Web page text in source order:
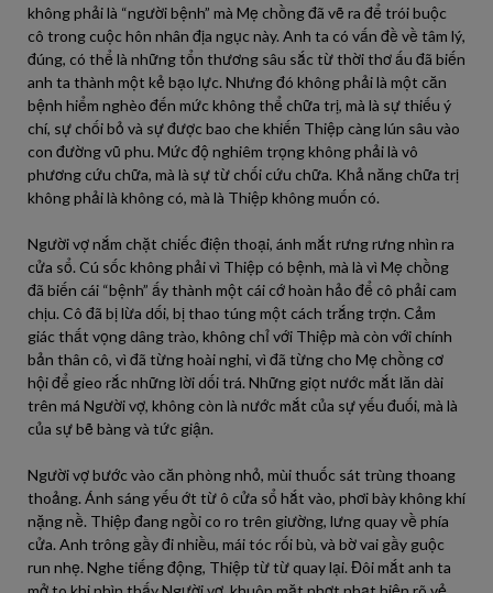
không phải là “người bệnh” mà Mẹ chồng đã vẽ ra để trói buộc
cô trong cuộc hôn nhân địa ngục này. Anh ta có vấn đề về tâm lý,
đúng, có thể là những tổn thương sâu sắc từ thời thơ ấu đã biến
anh ta thành một kẻ bạo lực. Nhưng đó không phải là một căn
bệnh hiểm nghèo đến mức không thể chữa trị, mà là sự thiếu ý
chí, sự chối bỏ và sự được bao che khiến Thiệp càng lún sâu vào
con đường vũ phu. Mức độ nghiêm trọng không phải là vô
phương cứu chữa, mà là sự từ chối cứu chữa. Khả năng chữa trị
không phải là không có, mà là Thiệp không muốn có.
Người vợ nắm chặt chiếc điện thoại, ánh mắt rưng rưng nhìn ra
cửa sổ. Cú sốc không phải vì Thiệp có bệnh, mà là vì Mẹ chồng
đã biến cái “bệnh” ấy thành một cái cớ hoàn hảo để cô phải cam
chịu. Cô đã bị lừa dối, bị thao túng một cách trắng trợn. Cảm
giác thất vọng dâng trào, không chỉ với Thiệp mà còn với chính
bản thân cô, vì đã từng hoài nghi, vì đã từng cho Mẹ chồng cơ
hội để gieo rắc những lời dối trá. Những giọt nước mắt lăn dài
trên má Người vợ, không còn là nước mắt của sự yếu đuối, mà là
của sự bẽ bàng và tức giận.
Người vợ bước vào căn phòng nhỏ, mùi thuốc sát trùng thoang
thoảng. Ánh sáng yếu ớt từ ô cửa sổ hắt vào, phơi bày không khí
nặng nề. Thiệp đang ngồi co ro trên giường, lưng quay về phía
cửa. Anh trông gầy đi nhiều, mái tóc rối bù, và bờ vai gầy guộc
run nhẹ. Nghe tiếng động, Thiệp từ từ quay lại. Đôi mắt anh ta